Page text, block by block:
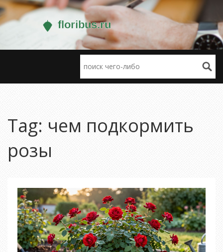
Tag: чем подкормить
розы